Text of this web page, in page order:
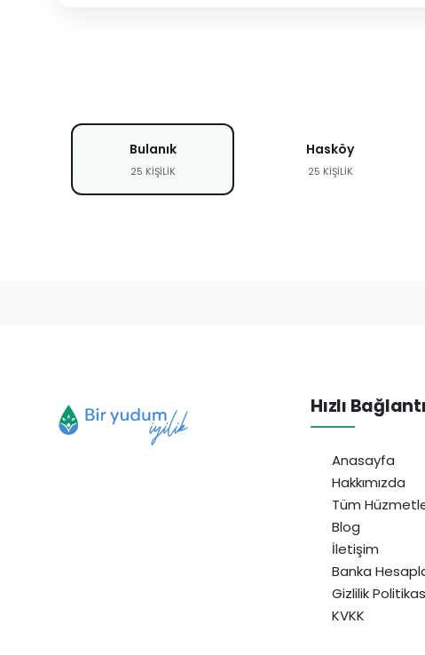
Bulanık
25 KİŞİLİK
Hasköy
25 KİŞİLİK
Hızlı
Anasayfa
Hakkımızda
Tüm
Blog
İletişim
Banka
Gizlilik
KVKK